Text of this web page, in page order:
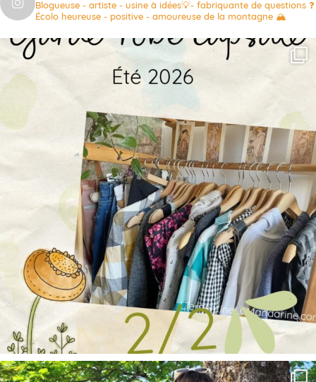
Blogueuse - artiste - usine à idées💡- fabriquante de questions ❓
Écolo heureuse - positive - amoureuse de la montagne 🏔️